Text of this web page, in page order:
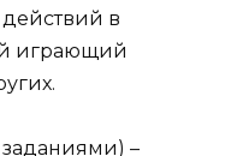
действий в
играющий
–